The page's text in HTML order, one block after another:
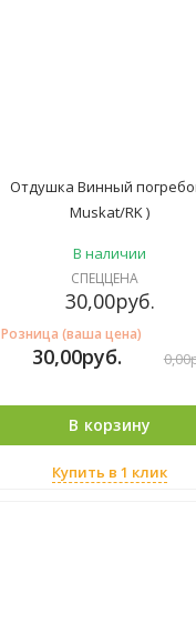
Отдушка Винный
Muskat/RK )
В наличии
СПЕЦЦЕНА
30,00руб.
Розница (ваша цена)
30,00руб. 0,00
В корзину
Купить в 1 клик